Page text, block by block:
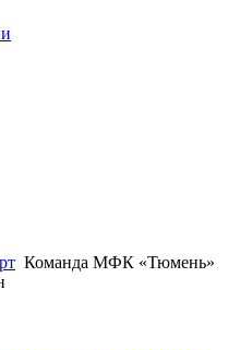
Команда МФК «Тюмень»